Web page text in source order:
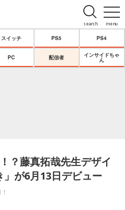
menu
search
スイッチ PS5 PS4
PC 配信者
インサイドちゃ
ん
？藤真拓哉先生デザイ
が6月13日デビュー